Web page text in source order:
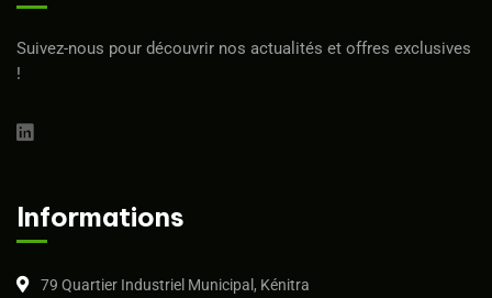
Suivez-nous pour découvrir nos actualités et offres exclusives
!
Informations
79 Quartier Industriel Municipal, Kénitra